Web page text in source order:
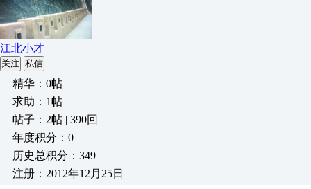
江北小才
关注 私信
精华：0帖
求助：1帖
帖子：2帖 | 390回
年度积分：0
历史总积分：349
注册：2012年12月25日